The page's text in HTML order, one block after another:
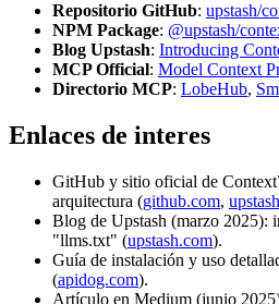
Repositorio GitHub: upstash/
NPM Package: @upstash/
Blog Upstash: Introducing
MCP Official: Model Context
Directorio MCP: LobeHub,
Enlaces de interes
GitHub y sitio oficial de
arquitectura (github.com,
Blog de Upstash (marzo 2025):
"llms.txt" (upstash.com).
Guía de instalación y uso
(apidog.com).
Artículo en Medium (junio